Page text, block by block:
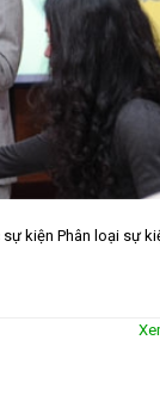
kiện Phân loại sự